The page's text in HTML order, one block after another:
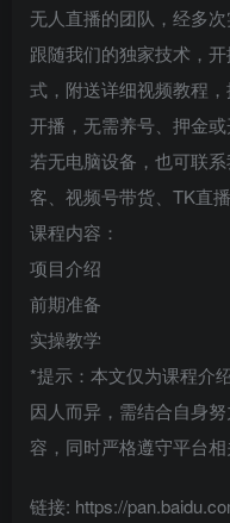
无人直播的团队，经多次
跟随我们的独家技术，
式，附送详细视频教程
开播，无需养号、押金或
若无电脑设备，也可联
客、视频号带货、TK直
课程内容：
项目介绍
前期准备
实操教学
*提示：本文仅为课程介
因人而异，需结合自身
容，同时严格遵守平台
链接: https://